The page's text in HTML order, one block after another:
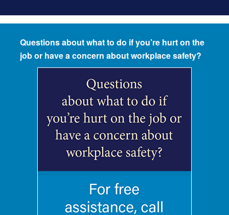
Questions about what to do if you’re hurt on the
job or have a concern about workplace safety?